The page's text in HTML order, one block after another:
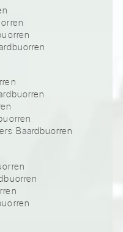
Baardbuorren